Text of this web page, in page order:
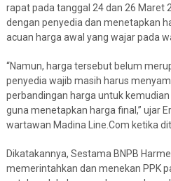
rapat pada tanggal 24 dan 26 Maret
dengan penyedia dan menetapkan
acuan harga awal yang wajar pada
“Namun, harga tersebut belum
penyedia wajib masih harus
perbandingan harga untuk kemudian
guna menetapkan harga final,” ujar
wartawan Madina Line.Com ketika
Dikatakannya, Sestama BNPB
memerintahkan dan menekan PPK